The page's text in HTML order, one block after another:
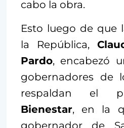
cabo la obra.
Esto luego de que
la República,
Pardo, encabezó
gobernadores de
respaldan el
Bienestar, en la